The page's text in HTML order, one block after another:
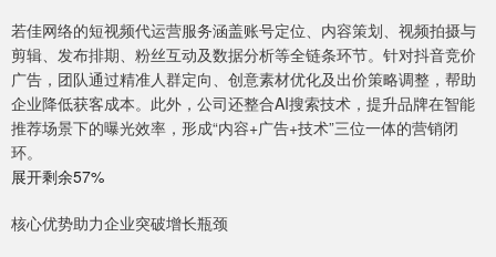
若佳网络的短视频代运营服务涵盖账号定位、内容策划、视频拍摄与
剪辑、发布排期、粉丝互动及数据分析等全链条环节。针对抖音竞价
广告，团队通过精准人群定向、创意素材优化及出价策略调整，帮助
企业降低获客成本。此外，公司还整合AI搜索技术，提升品牌在智能
推荐场景下的曝光效率，形成“内容+广告+技术”三位一体的营销闭
环。
展开剩余57%
核心优势助力企业突破增长瓶颈